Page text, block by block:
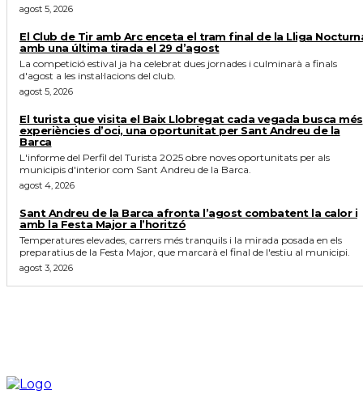
agost 5, 2026
El Club de Tir amb Arc enceta el tram final de la Lliga
amb una última tirada el 29 d’agost
La competició estival ja ha celebrat dues jornades i culminarà a finals
d'agost a les instal·lacions del club.
agost 5, 2026
El turista que visita el Baix Llobregat cada vegada busca més
experiències d’oci, una oportunitat per Sant Andreu de la
Barca
L'informe del Perfil del Turista 2025 obre noves oportunitats per als
municipis d'interior com Sant Andreu de la Barca.
agost 4, 2026
Sant Andreu de la Barca afronta l’agost combatent la calor i
amb la Festa Major a l’horitzó
Temperatures elevades, carrers més tranquils i la mirada posada en els
preparatius de la Festa Major, que marcarà el final de l'estiu al municipi.
agost 3, 2026